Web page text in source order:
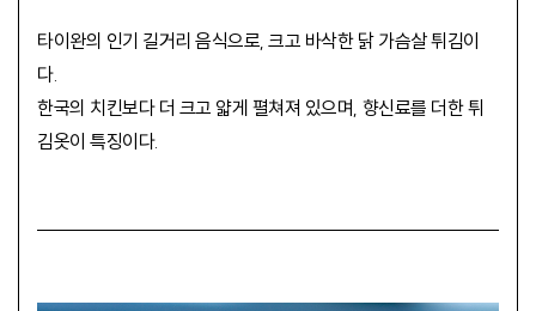
타이완의 인기 길거리 음식으로, 크고 바삭한 닭 가슴살 튀김이
다.
한국의 치킨보다 더 크고 얇게 펼쳐져 있으며, 향신료를 더한 튀
김옷이 특징이다.